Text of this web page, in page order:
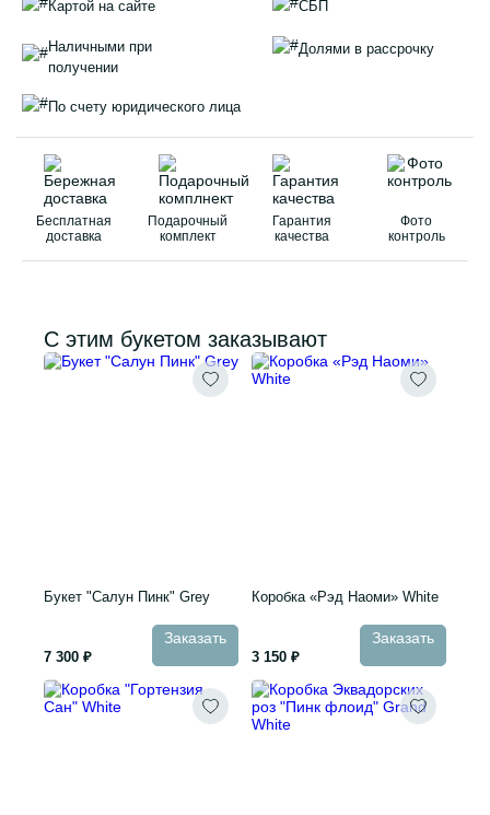
Картой на сайте СБП
Наличными при
получении
Долями в рассрочку
По счету юридического лица
Бесплатная
доставка
Подарочный
комплект
Гарантия
качества
Фото
контроль
С этим букетом заказывают
Букет "Салун Пинк" Grey
7 300 ₽
Заказать
Коробка «Рэд Наоми» White
3 150 ₽
Заказать